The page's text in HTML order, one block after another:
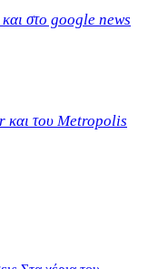
στο google news
και του Metropolis